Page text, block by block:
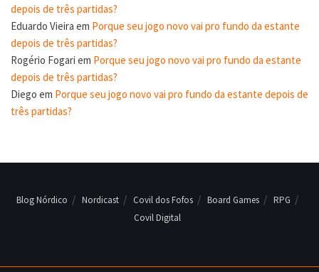
depois de três partidas?
Eduardo Vieira em Porque seu jogo novo vai pro fundo da estante
depois de três partidas?
Rogério Fogari em Porque seu jogo novo vai pro fundo da estante
depois de três partidas?
Diego em Porque seu jogo novo vai pro fundo da estante depois de
três partidas?
Blog Nórdico Nordicast Covil dos Fofos Board Games
RPG
Covil Digital